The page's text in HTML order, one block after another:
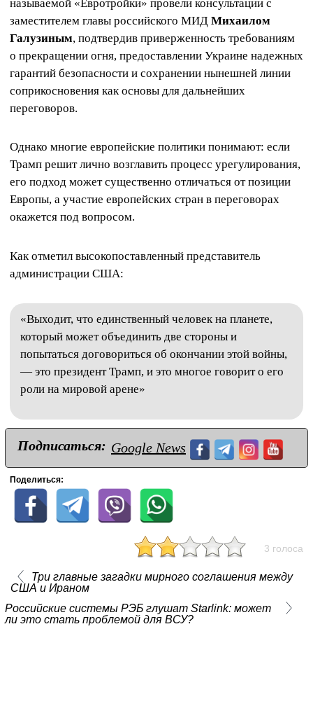
называемой «Евротройки» провели консультации с
заместителем главы российского МИД Михаилом
Галузиным, подтвердив приверженность требованиям
о прекращении огня, предоставлении Украине надежных
гарантий безопасности и сохранении нынешней линии
соприкосновения как основы для дальнейших
переговоров.
Однако многие европейские политики понимают: если
Трамп решит лично возглавить процесс урегулирования,
его подход может существенно отличаться от позиции
Европы, а участие европейских стран в переговорах
окажется под вопросом.
Как отметил высокопоставленный представитель
администрации США:
«Выходит, что единственный человек на планете,
который может объединить две стороны и
попытаться договориться об окончании этой войны,
— это президент Трамп, и это многое говорит о его
роли на мировой арене»
Подписаться: Google News
Поделиться:
3 голоса
Три главные загадки мирного соглашения между
США и Ираном
Российские системы РЭБ глушат Starlink: может
ли это стать проблемой для ВСУ?